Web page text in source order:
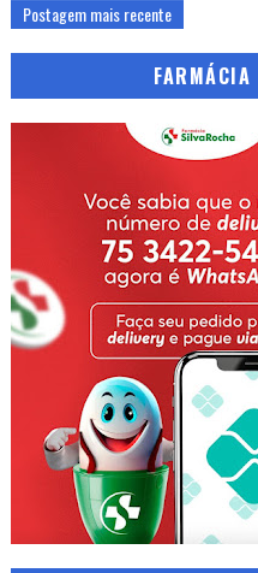
Postagem mais recente